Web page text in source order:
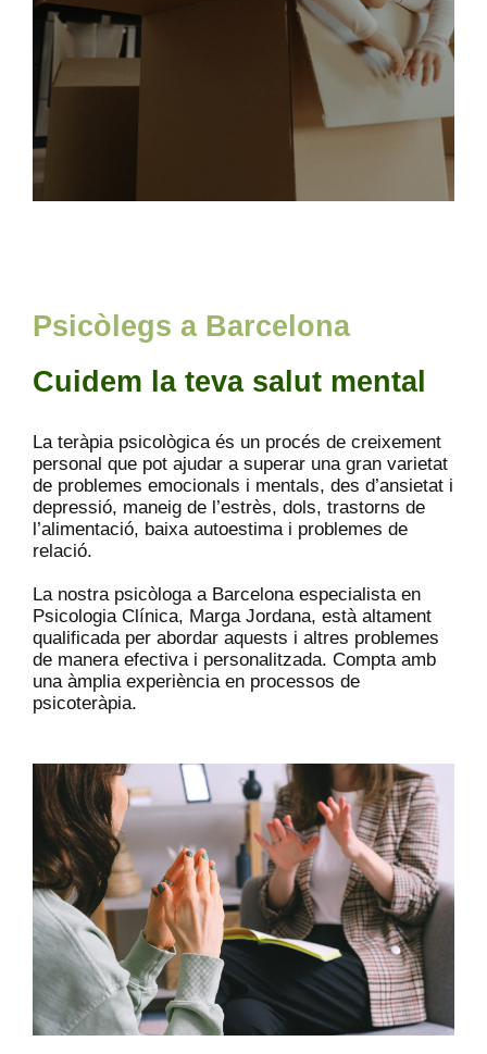
Psicòlegs a Barcelona
Cuidem la teva salut mental
La teràpia psicològica és un procés de creixement
personal que pot ajudar a superar una gran varietat
de problemes emocionals i mentals, des d’ansietat i
depressió, maneig de l’estrès, dols, trastorns de
l’alimentació, baixa autoestima i problemes de
relació.
La nostra psicòloga a Barcelona especialista en
Psicologia Clínica, Marga Jordana, està altament
qualificada per abordar aquests i altres problemes
de manera efectiva i personalitzada. Compta amb
una àmplia experiència en processos de
psicoteràpia.